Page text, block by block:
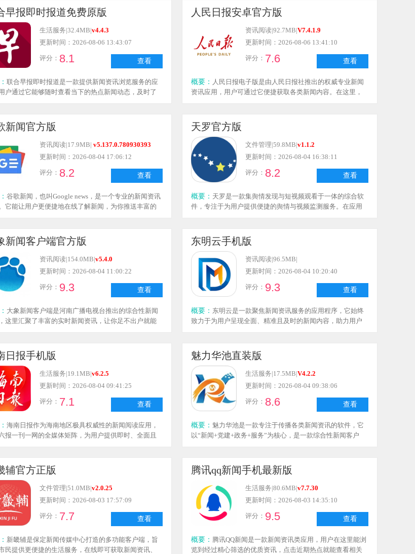
升自我修养，快来体验吧！
方式，你可以根据自己的喜好选择图文阅读或视频观看，让
新闻内容的呈现更全面、更清晰。此外，应用还贴心配备了
便民服务和融媒矩阵服务，丰富的生活服务功能都能在其中
轻松使用，帮你让日常办事和信息查询变得更简单。同时，
通过多个媒体渠道了解新闻时政，也能让你获取的资讯更全
面。感兴趣的朋友，快来体验融安融媒吧！
早报即时报道免费原版
查看
生活服务|32.4MB|v4.4.3
更新时间：2026-08-06 13:43:07
评分： 8.1
联合早报即时报道是一款提供新闻资讯浏览服务的应
户通过它能够随时查看当下的热点新闻动态，及时了
正客观的视角对新闻事件展开深度解析与报道。
人民日报安卓官方版
查看
资讯阅读|92.7MB|V7.4.1.9
更新时间：2026-08-06 13:41:10
评分： 7.6
概要： 人民日报电子版是由人民日报社推出的权威专业新闻
资讯应用，用户可通过它便捷获取各类新闻内容。在这里，
新闻官方版
查看
资讯阅读|17.9MB| v5.137.0.780930393
更新时间：2026-08-04 17:06:12
评分： 8.2
谷歌新闻，也叫Google news，是一个专业的新闻资讯
它能让用户更便捷地在线了解新闻，为你推送丰富的
为你带来超多精彩内容。
天罗官方版
查看
文件管理|59.8MB|v1.1.2
更新时间：2026-08-04 16:38:11
评分： 8.2
概要： 天罗是一款集舆情发现与短视频观看于一体的综合软
件，专注于为用户提供便捷的舆情与视频监测服务。在应用
与短视频，确保信息真实可靠，用户可自由在线阅览，同时
拓展知识储备，满足日常信息获取需求；此外，还配备搜
索、报告生成等多元服务，操作模式简洁直观，感兴趣的用
户不妨前往本站体验天罗，更多精彩内容等你探索；这款简
单易用的舆情工具，堪称每位用户必备的互联网助手！
新闻客户端官方版
查看
资讯阅读|154.0MB|v5.4.0
更新时间：2026-08-04 11:00:22
评分： 9.3
大象新闻客户端是河南广播电视台推出的综合性新闻
这里汇聚了丰富的实时新闻资讯，让你足不出户就能
自由切换选择。有需要的朋友，欢迎使用哦。
东明云手机版
查看
资讯阅读|96.5MB|
更新时间：2026-08-04 10:20:40
评分： 9.3
概要： 东明云是一款聚焦新闻资讯服务的应用程序，它始终
致力于为用户呈现全面、精准且及时的新闻内容，助力用户
日报手机版
查看
生活服务|19.1MB|v6.2.5
更新时间：2026-08-04 09:41:25
评分： 7.1
海南日报作为海南地区极具权威性的新闻阅读应用，
报一刊一网的全媒体矩阵，为用户提供即时、全面且
够实现秒级发布，而独家原创报道则深度呈现海南本
事小情。
魅力华池直装版
查看
生活服务|17.5MB|V4.2.2
更新时间：2026-08-04 09:38:06
评分： 8.6
概要： 魅力华池是一款专注于传播各类新闻资讯的软件，它
以“新闻+党建+政务+服务”为核心，是一款综合性新闻客户
述华池故事、传递华池声音、树立华池形象。用户可以通过
类似看电视的方式获取实时播报的各类新闻资讯，同时，软
件还会实时推送政务新闻，让用户能够随时掌握与政务相关
的各类新闻资讯信息。
辅官方正版
查看
文件管理|51.0MB|v2.0.25
更新时间：2026-08-03 17:57:09
评分： 7.7
新畿辅是保定新闻传媒中心打造的多功能客户端，旨
民提供更便捷的生活服务，在线即可获取新闻资讯、
腾讯qq新闻手机最新版
查看
生活服务|80.6MB|v7.7.30
更新时间：2026-08-03 14:35:10
评分： 9.5
概要： 腾讯QQ新闻是一款新闻资讯类应用，用户在这里能浏
览到经过精心筛选的优质资讯，点击近期热点就能查看相关